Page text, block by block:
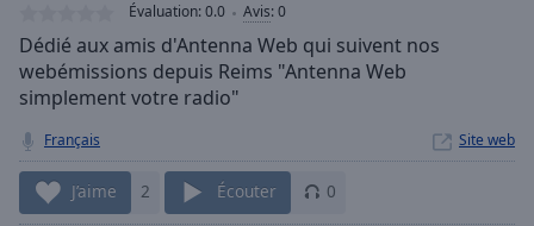
Type LIVE
Seek to
live,
currently
behind
live
LIVE
Remaining
Time-
Évaluation:0.0 Avis:0
Dédié aux amis d'Antenna Web qui suivent nos
webémissions depuis Reims "Antenna Web
simplement votre radio"
Français Site web
J’aime 2 Écouter 0